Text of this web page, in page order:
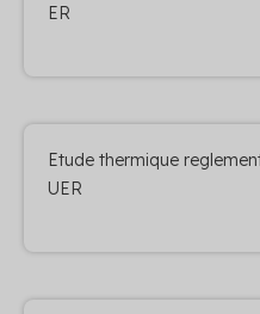
ER
Etude thermique
UER